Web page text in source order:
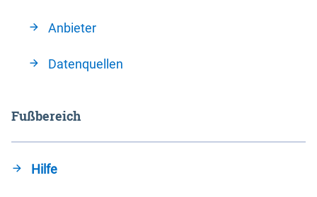
Anbieter
Datenquellen
Fußbereich
Hilfe